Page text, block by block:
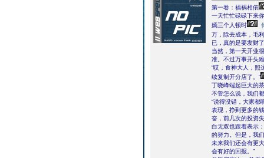
第一卷：福祸相依
一天忙忙碌碌下来
嫣三个人顿时
万，除去成本，毛
已，真的是要发财
当然，第一天开业
准。不过万事开头
“哎，食神大人，照
续复制开分店了。”
丁晓峰端起巨大的
不管怎么说，我们
“说得没错，大家都
表现，挣到更多的
奋，前几次的投资
白无双也跟着表示
的努力。但是，我
未来我们还会有更
会有好的回报。”